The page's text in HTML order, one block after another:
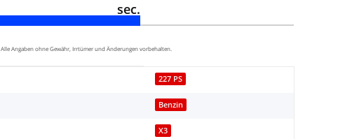
sec.
Alle Angaben ohne Gewähr, Irrtümer und Änderungen vorbehalten.
227 PS
Benzin
X3